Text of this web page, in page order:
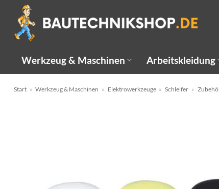
Inhalt
springen
Werkzeug & Maschinen Arbeitskleidung
Start » Werkzeug & Maschinen » Elektrowerkzeuge » Schleifer »